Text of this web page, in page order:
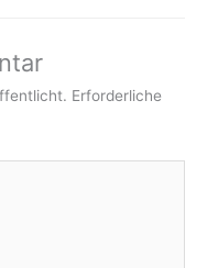
Erforderliche